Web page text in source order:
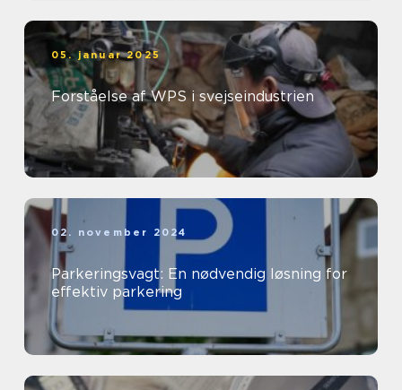
05. januar 2025
Forståelse af WPS i svejseindustrien
02. november 2024
Parkeringsvagt: En nødvendig løsning for
effektiv parkering